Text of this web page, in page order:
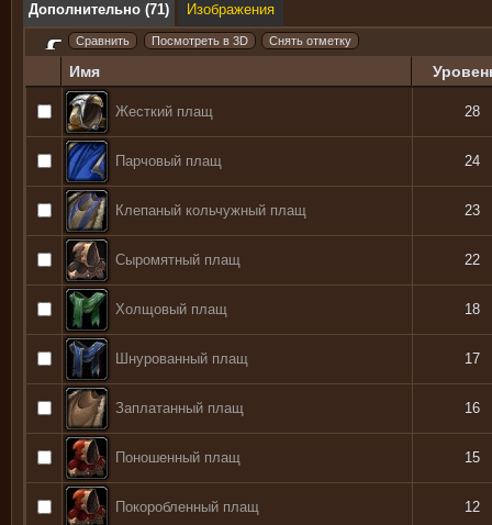
Дополнительно (71) Изображения
Имя
Жесткий плащ 28
Парчовый плащ 24
Клепаный кольчужный плащ 23
Сыромятный плащ 22
Холщовый плащ 18
Шнурованный плащ 17
Заплатанный плащ 16
Поношенный плащ 15
Покоробленный плащ 12